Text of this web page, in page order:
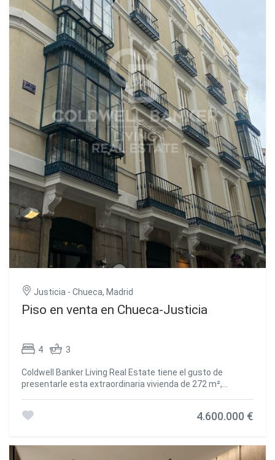
Justicia - Chueca, Madrid
Piso en venta en Chueca-Justicia
4 3
Coldwell Banker Living Real Estate tiene el gusto de
presentarle esta extraordinaria vivienda de 272 m²,
una excelente calidad de vida. Esta propiedad no solo se
4.600.000 €